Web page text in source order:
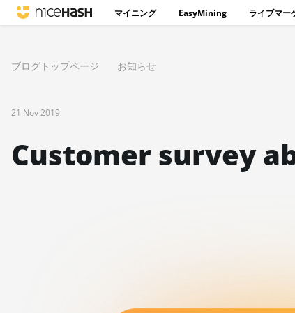
マイニング EasyMining ライブマー
ブログトップページ お知らせ
21 Nov 2019
Customer survey